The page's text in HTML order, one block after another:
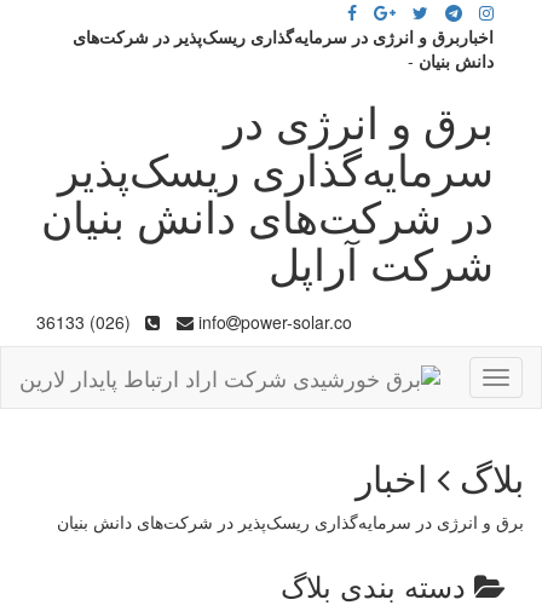
اخباربرق و انرژی در سرمایه‌گذاری ریسک‌پذیر در شرکت‌های
دانش بنیان -
برق و انرژی در
سرمایه‌گذاری ریسک‌پذیر
در شرکت‌های دانش بنیان
شرکت آراپل
info power-solar.co
(026) 36133
Toggle
navigation
بلاگ اخبار
برق و انرژی در سرمایه‌گذاری ریسک‌پذیر در شرکت‌های دانش بنیان
دسته بندی بلاگ